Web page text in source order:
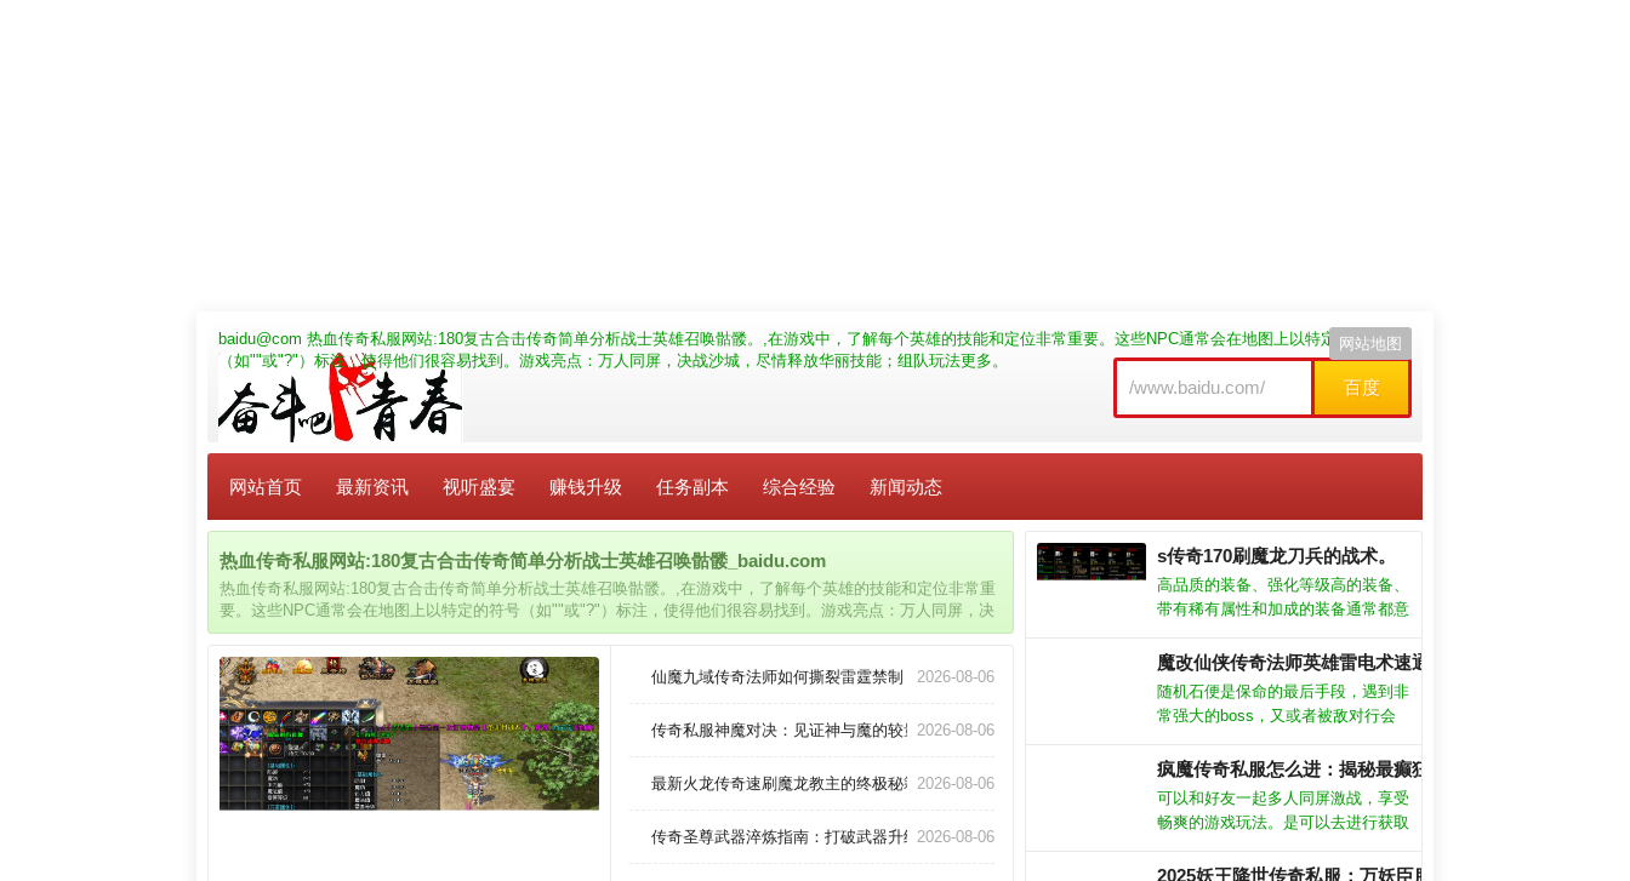
baidu@com 热血传奇私服网站:180复古合击传奇简单分析战士英雄召唤骷髅。,在游戏中，了解每个英雄的技能和定位非常重要。这些NPC通常会在地图上以特定的符号
（如""或"?"）标注，使得他们很容易找到。游戏亮点：万人同屏，决战沙城，尽情释放华丽技能；组队玩法更多。
百度
网站地图
网站首页 最新资讯 视听盛宴 赚钱升级 任务副本 综合经验 新闻动态
热血传奇私服网站:180复古合击传奇简单分析战士英雄召唤骷髅_baidu.com
热血传奇私服网站:180复古合击传奇简单分析战士英雄召唤骷髅。,在游戏中，了解每个英雄的技能和定位非常重
要。这些NPC通常会在地图上以特定的符号（如""或"?"）标注，使得他们很容易找到。游戏亮点：万人同屏，决
战沙城，尽情释放华丽技能；组队玩法更多。
仙魔九域传奇法师如何撕裂雷霆禁制！2026-08-06
传奇私服神魔对决：见证神与魔的较量，挑战传奇私服中的神秘力量，决出谁才是真正的主宰
2026-08-06
最新火龙传奇速刷魔龙教主的终极秘籍！2026-08-06
传奇圣尊武器淬炼指南：打破武器升级壁垒的终极秘术
2026-08-06
s传奇170刷魔龙刀兵的战术。
高品质的装备、强化等级高的装备、
带有稀有属性和加成的装备通常都意
城池，一直以来都是最刺激，最激烈
的玩法。在游戏中寻找属于自己的独
特风格，并与其他玩家分享你的经验
魔改仙侠传奇法师英雄雷电术速通指南重磅来袭！
随机石便是保命的最后手段，遇到非
常强大的boss，又或者被敌对行会
背景，提供波澜壮阔的冒险体验。他
们相比战士没那么吃装备，而且前期
单体BOSS也是没那么大压力的。
疯魔传奇私服怎么进：揭秘最癫狂的私服大陆！
可以和好友一起多人同屏激战，享受
畅爽的游戏玩法。是可以去进行获取
比较稀有的装备或者道具的。这些
2025妖王降世传奇私服：万妖臣服，九霄动荡，重燃杀戮